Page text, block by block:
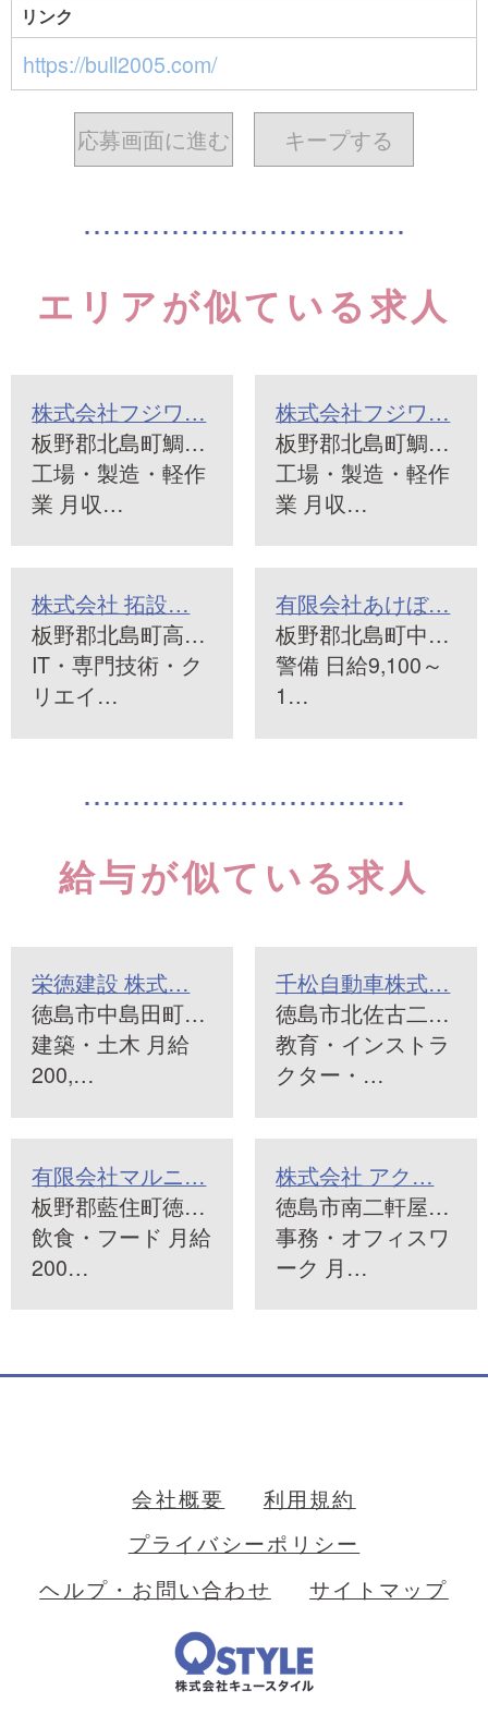
リンク
https://bull2005.com/
応募画面に進む キープする
エリアが似ている求人
株式会社フジワ…
板野郡北島町鯛…
工場・製造・軽作
業 月収…
株式会社フジワ…
板野郡北島町鯛…
工場・製造・軽作
業 月収…
株式会社 拓設…
板野郡北島町高…
IT・専門技術・ク
リエイ…
有限会社あけぼ…
板野郡北島町中…
警備 日給9,100～
1…
給与が似ている求人
栄徳建設 株式…
徳島市中島田町…
建築・土木 月給
200,…
千松自動車株式…
徳島市北佐古二…
教育・インストラ
クター・…
有限会社マルニ…
板野郡藍住町徳…
飲食・フード 月給
200…
株式会社 アク…
徳島市南二軒屋…
事務・オフィスワ
ーク 月…
会社概要
利用規約
プライバシーポリシー
ヘルプ・お問い合わせ
サイトマップ